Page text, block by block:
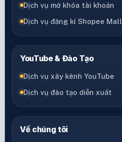
Dịch vụ mở khóa tài khoản
Dịch vụ đăng kí Shopee Mall
YouTube & Đào Tạo
Dịch vụ xây kênh YouTube
Dịch vụ đào tạo diễn xuất
Về chúng tôi